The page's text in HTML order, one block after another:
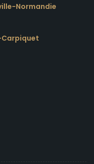
Normandie